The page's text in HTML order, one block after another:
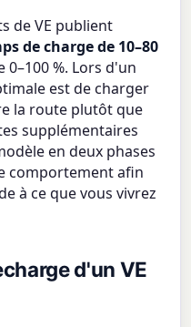
de VE publient
de charge de 10–80
0–100 %. Lors d'un
est de charger
la route plutôt que
supplémentaires
en deux phases
comportement afin
à ce que vous vivrez
d'un VE